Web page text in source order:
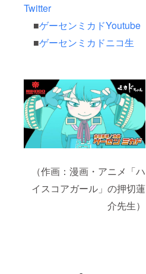
Twitter
■ゲーセンミカドYoutube
■ゲーセンミカドニコ生
（作画：漫画・アニメ「ハ
イスコアガール」の押切蓮
介先生）